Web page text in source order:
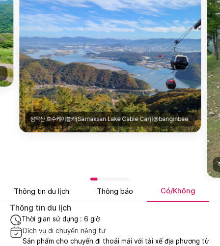
삼악산 호수케이블카(Samaksan Lake Cable Car)|@banginbae
Thông tin du lịch Thông báo Có/Không
Thông tin du lịch
Thời gian sử dụng : 6 giờ
Dịch vụ di chuyển riêng tư
Sản phẩm cho chuyến đi thoải mái với tài xế địa phương từ